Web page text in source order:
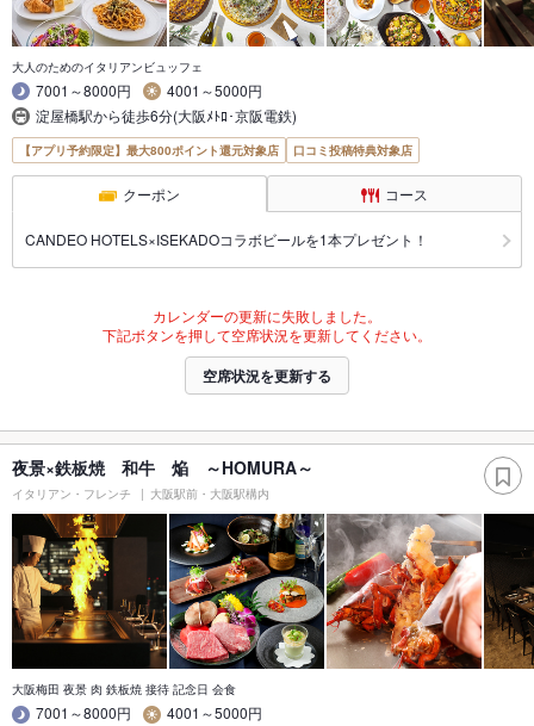
大人のためのイタリアンビュッフェ
7001～8000円
4001～5000円
淀屋橋駅から徒歩6分(大阪ﾒﾄﾛ･京阪電鉄)
【アプリ予約限定】最大800ポイント還元対象店 口コミ投稿特典対象店
クーポン コース
CANDEO HOTELS×ISEKADOコラボビールを1本プレゼント！
カレンダーの更新に失敗しました。
下記ボタンを押して空席状況を更新してください。
空席状況を更新する
夜景×鉄板焼 和牛 焔 ～HOMURA～
イタリアン・フレンチ 大阪駅前・大阪駅構内
大阪梅田 夜景 肉 鉄板焼 接待 記念日 会食
7001～8000円
4001～5000円